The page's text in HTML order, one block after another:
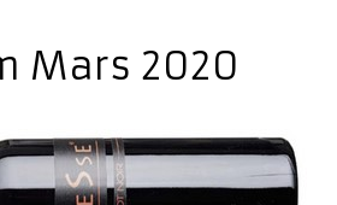
Mars 2020